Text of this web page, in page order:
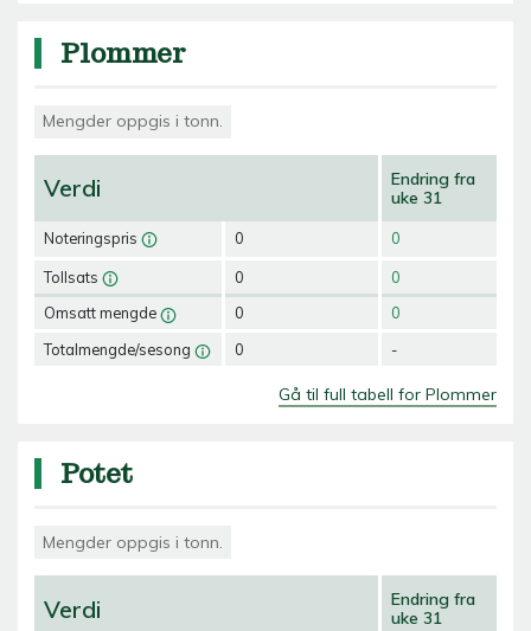
Plommer
Mengder oppgis i tonn.
Verdi
Noteringspris
Tollsats
Omsatt mengde
Totalmengde/sesong
0
0
0
0
Endring fra
uke 31
0
0
0
-
Gå til full tabell for Plommer
Potet
Mengder oppgis i tonn.
Verdi
Endring fra
uke 31